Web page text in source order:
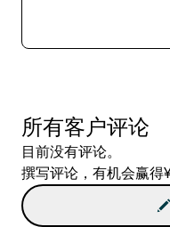
所有客户评论
目前没有评论。
撰写评论，有机会赢得